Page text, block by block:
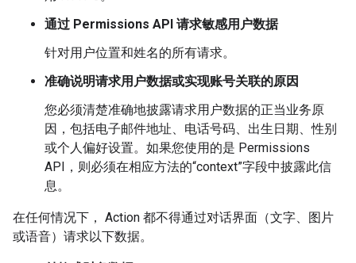
通过 Permissions API 请求敏感用户数据
针对用户位置和姓名的所有请求。
准确说明请求用户数据或实现账号关联的原因
您必须清楚准确地披露请求用户数据的正当业务原
因，包括电子邮件地址、电话号码、出生日期、性别
或个人偏好设置。如果您使用的是 Permissions
API，则必须在相应方法的“context”字段中披露此信
息。
在任何情况下， Action 都不得通过对话界面（文字、图片
或语音）请求以下数据。